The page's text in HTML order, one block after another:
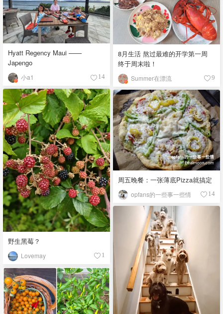
Hyatt Regency Maui ——
Japengo
小a1 14
8月生活 熬过最难的开学第一周
终于周末啦！
Summer在漂流 9
野生黑莓？
Lovemay 1
周五晚餐：一张薄底Pizza就搞定
opfans的一些事一些情 14